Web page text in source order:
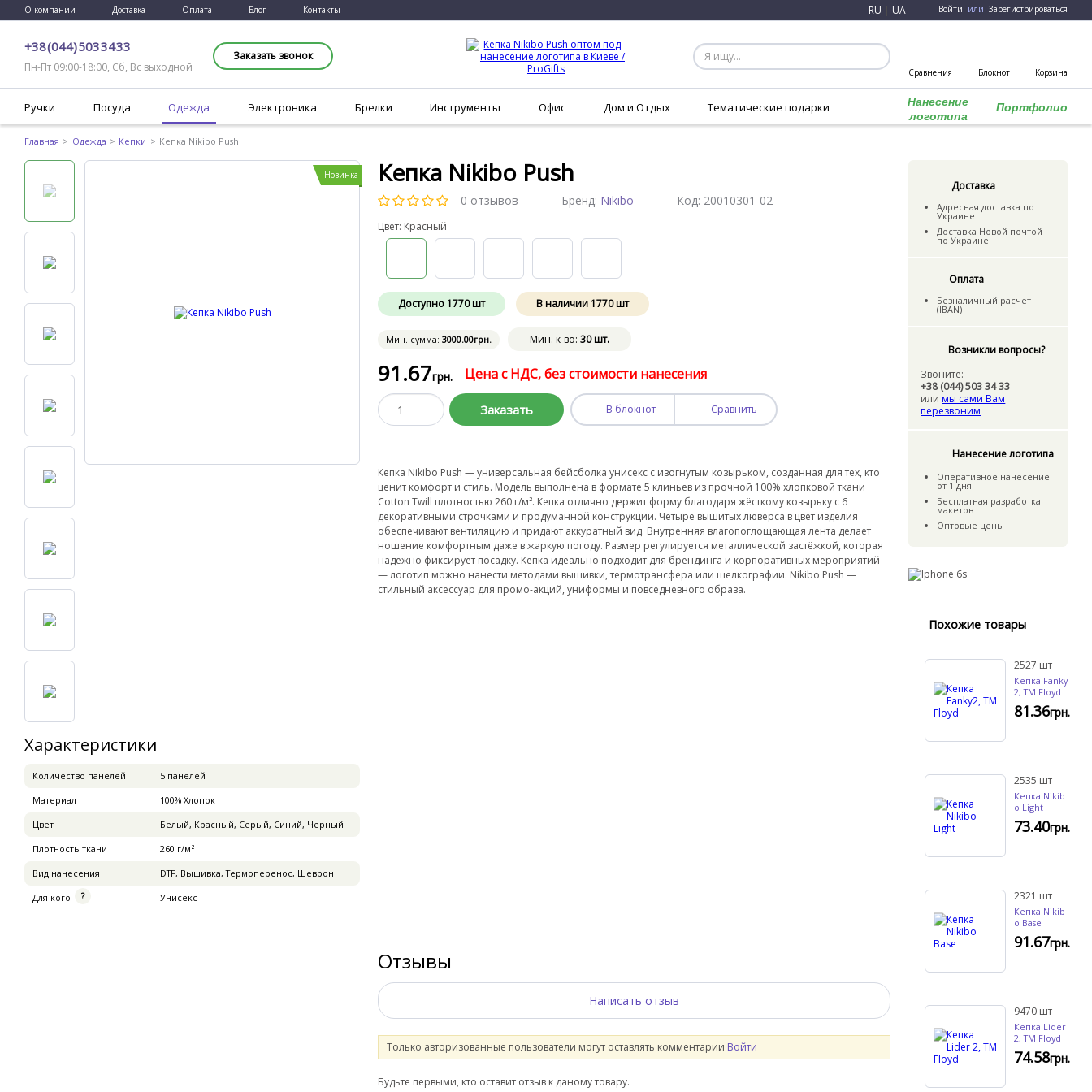
О компании Доставка Оплата Блог Контакты RU UA Войти или Зарегистрироваться
+38 (044) 503 34 33
Пн-Пт 09:00-18:00, Сб, Вс выходной
Заказать звонок
Сравнения Блокнот Корзина
Ручки Посуда Одежда Электроника Брелки Инструменты Офис Дом и Отдых Тематические подарки
Нанесение
логотипа
Портфолио
Главная Одежда Кепки Кепка Nikibo Push
Новинка
Характеристики
Количество панелей
5 панелей
Материал
100% Хлопок
Цвет
Белый, Красный, Серый, Синий, Черный
Плотность ткани
260 г/м²
Вид нанесения
DTF, Вышивка, Термоперенос, Шеврон
Для кого
Унисекс
Кепка Nikibo Push
0 отзывов Бренд: Nikibo Код: 20010301-02
Цвет: Красный
Доступно1770 шт В наличии1770шт
Мин. сумма:3000.00грн. Мин. к-во:30 шт.
91.67грн. Цена с НДС, без стоимости нанесения
Заказать В блокнот Сравнить
Кепка Nikibo Push — универсальная бейсболка унисекс с изогнутым козырьком, созданная для тех, кто
ценит комфорт и стиль. Модель выполнена в формате 5 клиньев из прочной 100% хлопковой ткани
Cotton Twill плотностью 260 г/м². Кепка отлично держит форму благодаря жёсткому козырьку с 6
декоративными строчками и продуманной конструкции. Четыре вышитых люверса в цвет изделия
обеспечивают вентиляцию и придают аккуратный вид. Внутренняя влагопоглощающая лента делает
ношение комфортным даже в жаркую погоду. Размер регулируется металлической застёжкой, которая
надёжно фиксирует посадку. Кепка идеально подходит для брендинга и корпоративных мероприятий
— логотип можно нанести методами вышивки, термотрансфера или шелкографии. Nikibo Push —
стильный аксессуар для промо-акций, униформы и повседневного образа.
Доставка
Адресная доставка по
Украине
Доставка Новой почтой
по Украине
Оплата
Безналичный расчет
(IBAN)
Возникли вопросы?
Звоните:
+38 (044) 503 34 33
или мы сами Вам
перезвоним
Нанесение логотипа
Оперативное нанесение
от 1 дня
Бесплатная разработка
макетов
Оптовые цены
Похожие товары
2527 шт
Кепка Fanky
2, TM Floyd
81.36грн.
2535 шт
Кепка Nikib
o Light
73.40грн.
2321 шт
Кепка Nikib
o Base
91.67грн.
9470 шт
Кепка Lider
2, TM Floyd
74.58грн.
Отзывы
Написать отзыв
Только авторизованные пользователи могут оставлять комментарии Войти
Будьте первыми, кто оставит отзыв к даному товару.